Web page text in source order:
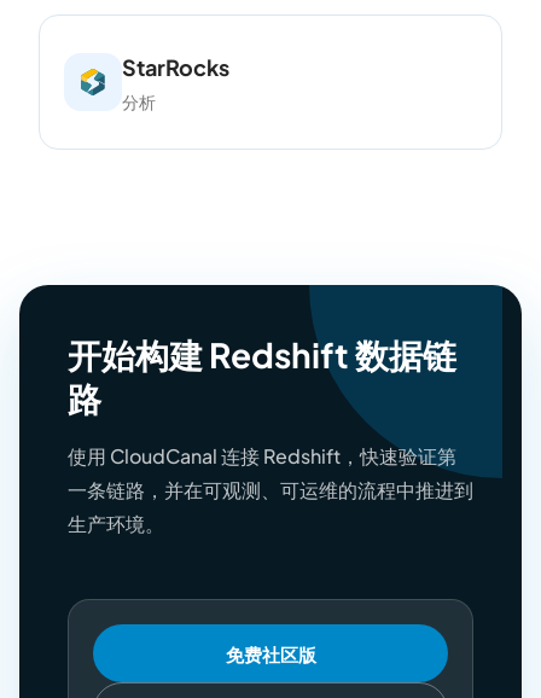
StarRocks
分析
开始构建 Redshift 数据链
路
使用 CloudCanal 连接 Redshift，快速验证第
一条链路，并在可观测、可运维的流程中推进到
生产环境。
免费社区版